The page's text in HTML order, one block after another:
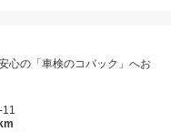
心の「車検のコバック」へお
11